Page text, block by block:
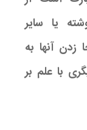
یا سایر
آنها به
با علم بر